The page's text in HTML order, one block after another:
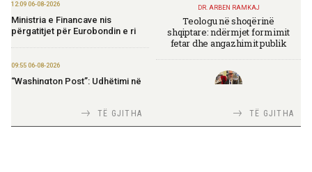
12:09 06-08-2026
Ministria e Financave nis
përgatitjet për Eurobondin e ri
09:55 06-08-2026
“Washington Post”: Udhëtimi në
TË GJITHA
DR. ARBEN RAMKAJ
Teologu në shoqërinë
shqiptare: ndërmjet formimit
fetar dhe angazhimit publik
TIRANA DIPLOMATTË GJITHA